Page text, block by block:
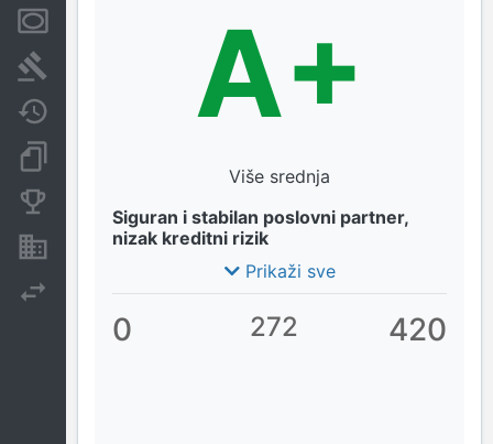
Nekretnine i imovina
A+
Više srednja
Siguran i stabilan poslovni partner,
nizak kreditni rizik
Prikaži sve
0 272 420